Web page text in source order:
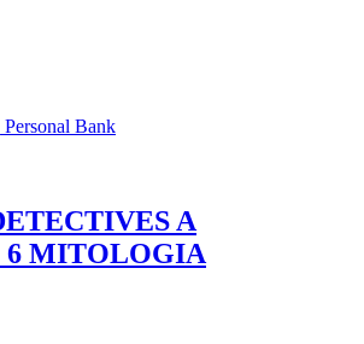
A
MITOLOGIA